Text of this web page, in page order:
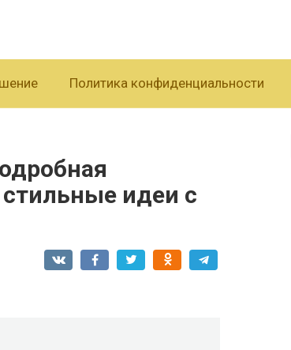
Политика конфиденциальности
стильные идеи с